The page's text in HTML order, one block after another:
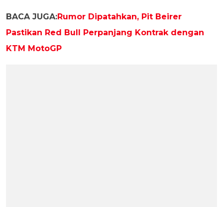
BACA JUGA:Rumor Dipatahkan, Pit Beirer
Pastikan Red Bull Perpanjang Kontrak dengan
KTM MotoGP